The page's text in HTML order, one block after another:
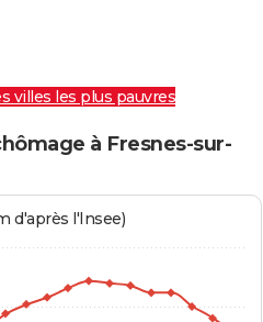
villes les plus pauvres
à Fresnes-sur-
d'après l'Insee)